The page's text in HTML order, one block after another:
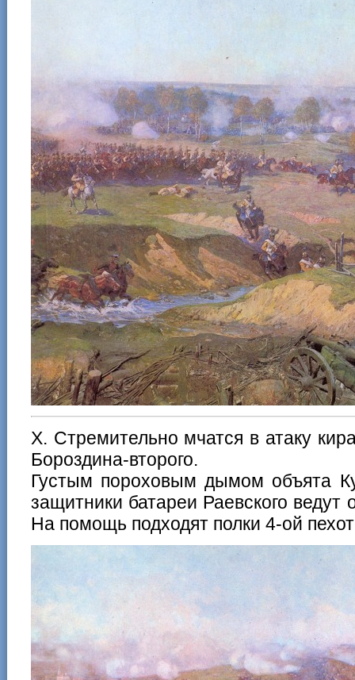
X. Стремительно мчатся в атаку
Бороздина-второго.
Густым пороховым дымом объята
защитники батареи Раевского ведут
На помощь подходят полки 4-ой